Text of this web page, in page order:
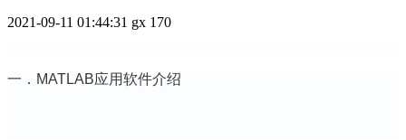
2021-09-11 01:44:31 gx 170
一．MATLAB应用软件介绍